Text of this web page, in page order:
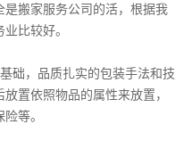
搬家服务公司的活，根据我
比较好。
，品质扎实的包装手法和技
置依照物品的属性来放置，
等。